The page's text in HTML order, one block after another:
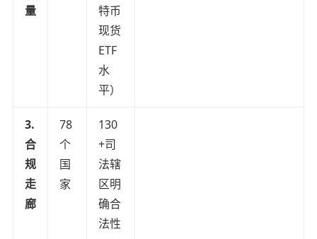
量
特币
现货
ETF
水
平）
3.
合
规
走
廊
78
个
国
家
130
+司
法辖
区明
确合
法性